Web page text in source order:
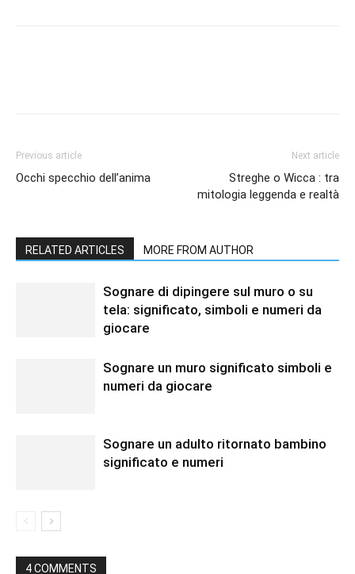
Previous article
Occhi specchio dell’anima
Next article
Streghe o Wicca : tra
mitologia leggenda e realtà
RELATED ARTICLES MORE FROM AUTHOR
Sognare di dipingere sul muro o su
tela: significato, simboli e numeri da
giocare
Sognare un muro significato simboli e
numeri da giocare
Sognare un adulto ritornato bambino
significato e numeri
4 COMMENTS